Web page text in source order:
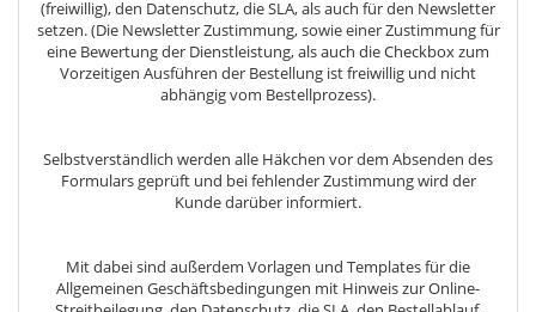
(freiwillig), den Datenschutz, die SLA, als auch für den Newsletter
setzen. (Die Newsletter Zustimmung, sowie einer Zustimmung für
eine Bewertung der Dienstleistung, als auch die Checkbox zum
Vorzeitigen Ausführen der Bestellung ist freiwillig und nicht
abhängig vom Bestellprozess).
Selbstverständlich werden alle Häkchen vor dem Absenden des
Formulars geprüft und bei fehlender Zustimmung wird der
Kunde darüber informiert.
Mit dabei sind außerdem Vorlagen und Templates für die
Allgemeinen Geschäftsbedingungen mit Hinweis zur Online-